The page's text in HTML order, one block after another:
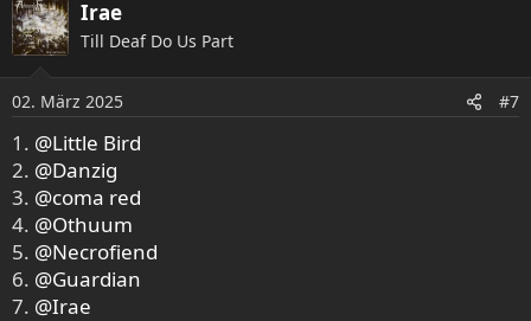
k
t
n
n
:
Irae
Till Deaf Do Us Part
02. März 2025 #7
1. @Little Bird
2. @Danzig
3. @coma red
4. @Othuum
5. @Necrofiend
6. @Guardian
7. @Irae